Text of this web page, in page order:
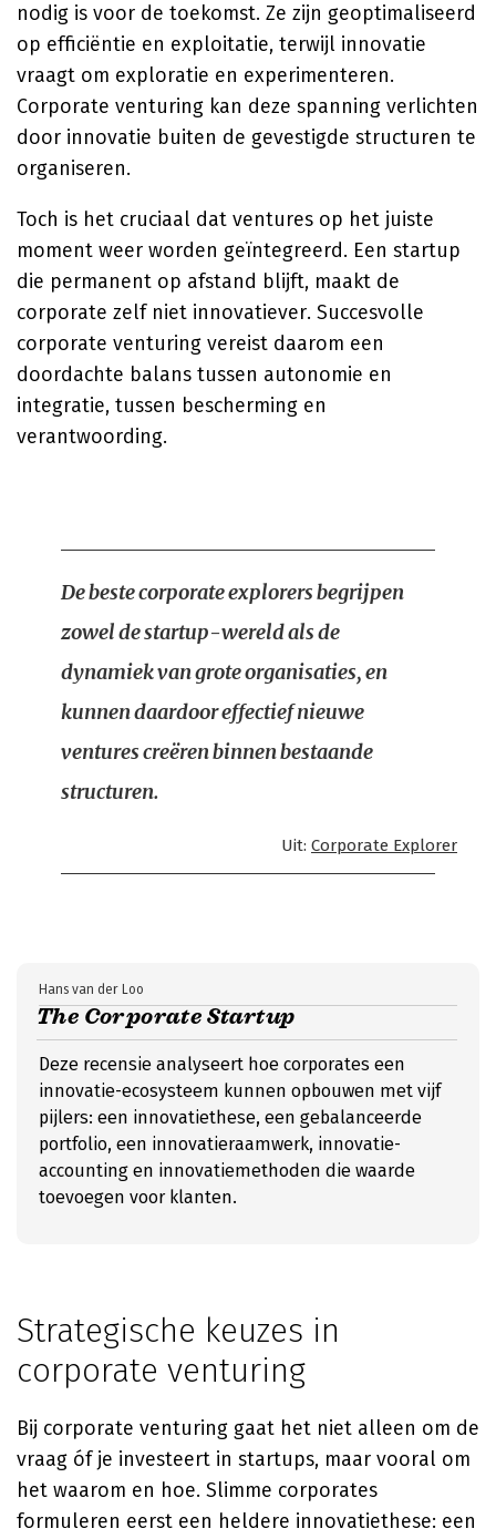
nodig is voor de toekomst. Ze zijn geoptimaliseerd
op efficiëntie en exploitatie, terwijl innovatie
vraagt om exploratie en experimenteren.
Corporate venturing kan deze spanning verlichten
door innovatie buiten de gevestigde structuren te
organiseren.
Toch is het cruciaal dat ventures op het juiste
moment weer worden geïntegreerd. Een startup
die permanent op afstand blijft, maakt de
corporate zelf niet innovatiever. Succesvolle
corporate venturing vereist daarom een
doordachte balans tussen autonomie en
integratie, tussen bescherming en
verantwoording.
De beste corporate explorers begrijpen
zowel de startup-wereld als de
dynamiek van grote organisaties, en
kunnen daardoor effectief nieuwe
ventures creëren binnen bestaande
structuren.
Uit: Corporate Explorer
The Corporate Startup
Hans van der Loo
Deze recensie analyseert hoe corporates een
innovatie-ecosysteem kunnen opbouwen met vijf
pijlers: een innovatiethese, een gebalanceerde
portfolio, een innovatieraamwerk, innovatie-
accounting en innovatiemethoden die waarde
toevoegen voor klanten.
Strategische keuzes in
corporate venturing
Bij corporate venturing gaat het niet alleen om de
vraag óf je investeert in startups, maar vooral om
het waarom en hoe. Slimme corporates
formuleren eerst een heldere innovatiethese: een